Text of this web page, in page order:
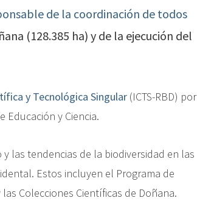
de la coordinación de todos
(128.385 ha) y de la ejecución del
y Tecnológica Singular (ICTS-RBD) por
Educación y Ciencia.
las tendencias de la biodiversidad en las
Estos incluyen el Programa de
Colecciones Científicas de Doñana.